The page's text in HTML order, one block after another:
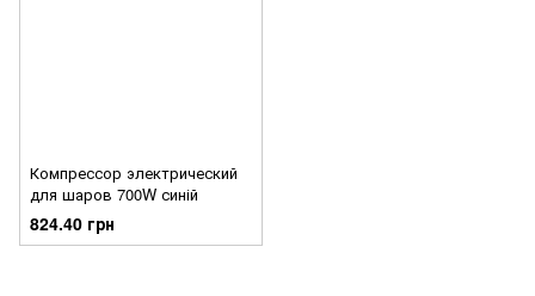
Компрессор электрический
для шаров 700W синій
824.40 грн